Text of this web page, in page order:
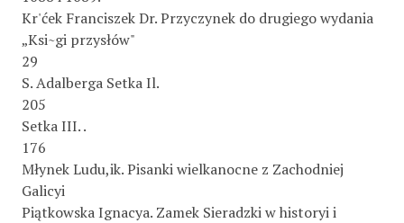
Kr'ćek Franciszek Dr. Przyczynek do drugiego wydania
„Ksi~gi przysłów"
29
S. Adalberga Setka Il.
205
Setka III. .
176
Młynek Ludu,ik. Pisanki wielkanocne z Zachodniej
Galicyi
Piątkowska Ignacya. Zamek Sieradzki w historyi i